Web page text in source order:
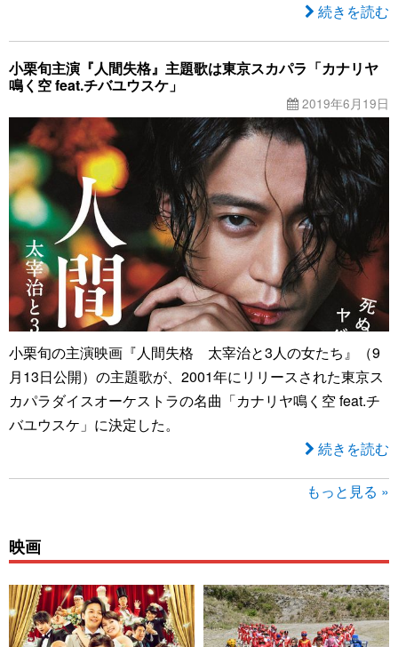
続きを読む
小栗旬主演『人間失格』主題歌は東京スカパラ「カナリヤ
鳴く空 feat.チバユウスケ」
2019年6月19日
小栗旬の主演映画『人間失格 太宰治と3人の女たち』（9
月13日公開）の主題歌が、2001年にリリースされた東京ス
カパラダイスオーケストラの名曲「カナリヤ鳴く空 feat.チ
バユウスケ」に決定した。
続きを読む
もっと見る »
映画